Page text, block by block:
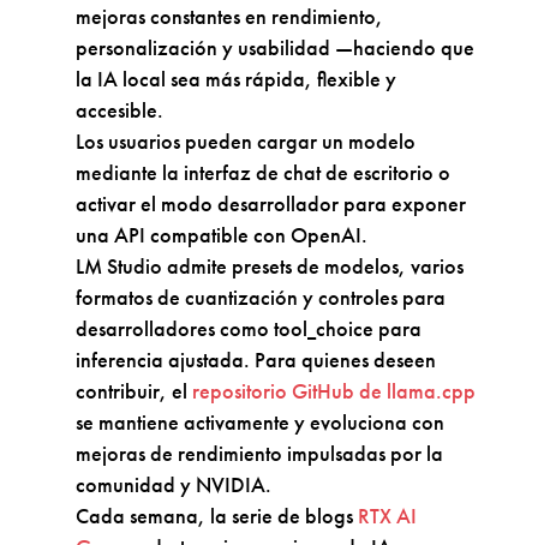
mejoras constantes en rendimiento,
personalización y usabilidad —haciendo que
la IA local sea más rápida, flexible y
accesible.
Los usuarios pueden cargar un modelo
mediante la interfaz de chat de escritorio o
activar el modo desarrollador para exponer
una API compatible con OpenAI.
LM Studio admite presets de modelos, varios
formatos de cuantización y controles para
desarrolladores como tool_choice para
inferencia ajustada. Para quienes deseen
contribuir, el repositorio GitHub de llama.cpp
se mantiene activamente y evoluciona con
mejoras de rendimiento impulsadas por la
comunidad y NVIDIA.
Cada semana, la serie de blogs RTX AI